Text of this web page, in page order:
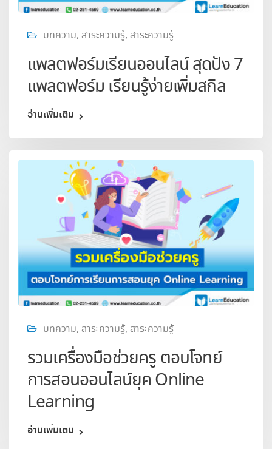
บทความ, สาระความรู้, สาระความรู้
แพลตฟอร์มเรียนออนไลน์ สุดปัง 7
แพลตฟอร์ม เรียนรู้ง่ายเพิ่มสกิล
อ่านเพิ่มเติม
บทความ, สาระความรู้, สาระความรู้
รวมเครื่องมือช่วยครู ตอบโจทย์
การสอนออนไลน์ยุค Online
Learning
อ่านเพิ่มเติม